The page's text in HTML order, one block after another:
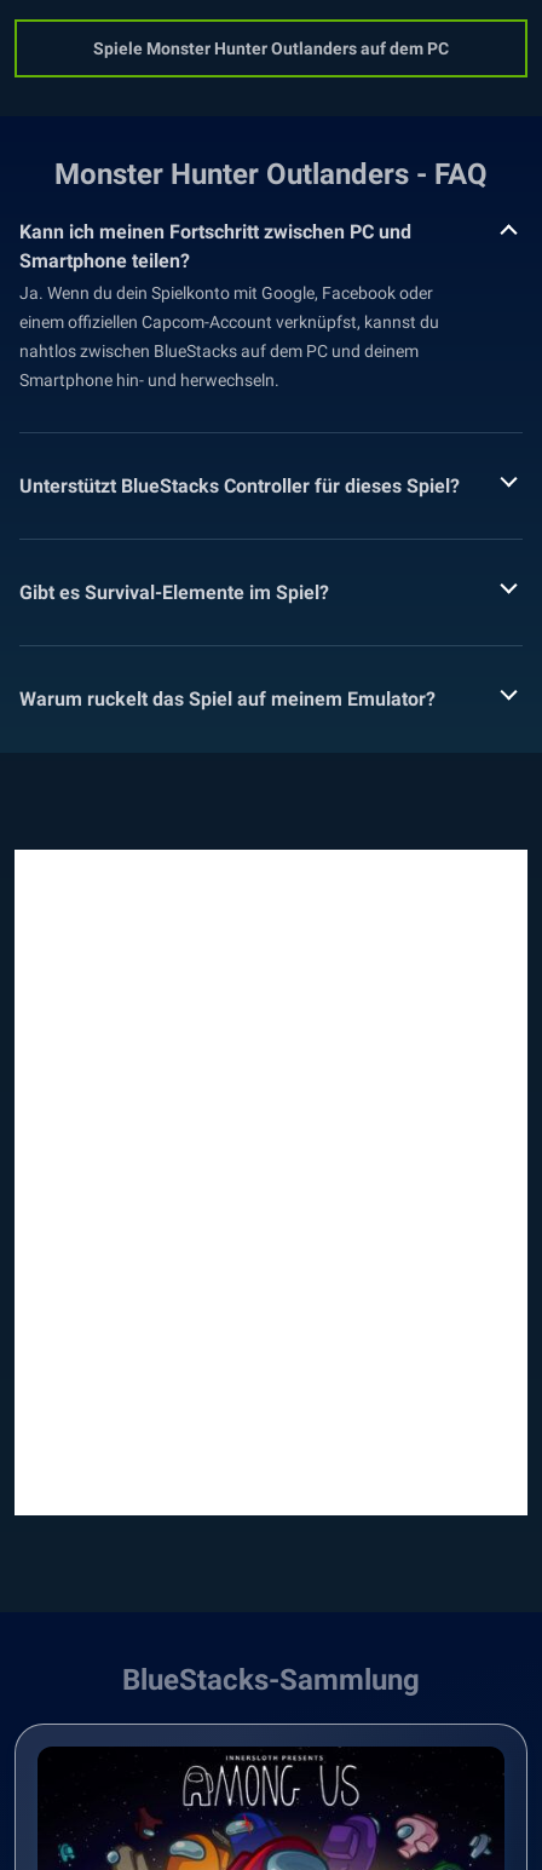
Spiele Monster Hunter Outlanders auf dem PC
Monster Hunter Outlanders - FAQ
Kann ich meinen Fortschritt zwischen PC und
Smartphone teilen?
Ja. Wenn du dein Spielkonto mit Google, Facebook oder
einem offiziellen Capcom-Account verknüpfst, kannst du
nahtlos zwischen BlueStacks auf dem PC und deinem
Smartphone hin- und herwechseln.
Unterstützt BlueStacks Controller für dieses Spiel?
Gibt es Survival-Elemente im Spiel?
Warum ruckelt das Spiel auf meinem Emulator?
BlueStacks-Sammlung